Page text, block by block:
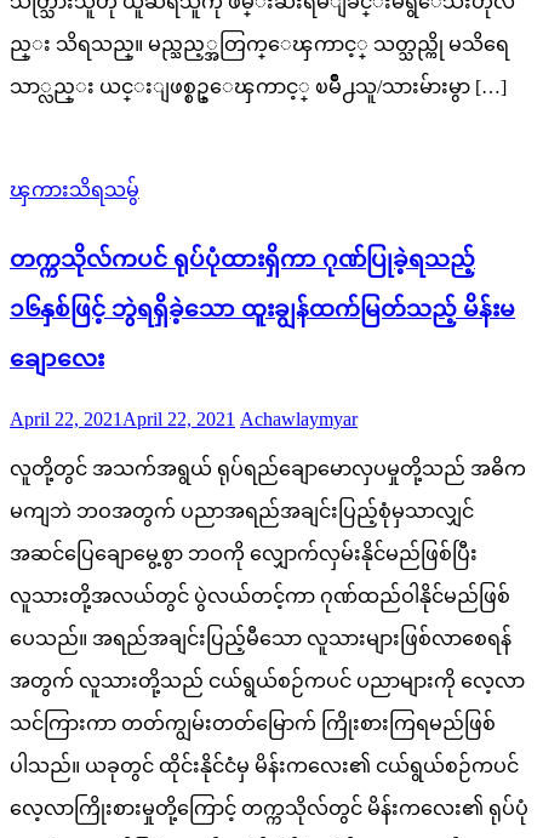
ည္း သိရသည္။ မည္သည့္အတြက္ေၾကာင့္ သတ္သည္ကို မသိရေ
သာ္လည္း ယင္းျဖစ္စဥ္ေၾကာင့္ ၿမိဳ႕သူ/သားမ်ားမွာ […]
ၾကားသိရသမွ်
တက္ကသိုလ်ကပင် ရုပ်ပုံထားရှိကာ ဂုဏ်ပြုခဲ့ရသည့်
၁၆နှစ်ဖြင့် ဘွဲရရှိခဲ့သော ထူးချွန်ထက်မြတ်သည့် မိန်းမ
ချောလေး
Posted
April 22, 2021 April 22, 2021 Author
Achawlaymyar
လူတို့တွင် အသက်အရွယ် ရုပ်ရည်ချောမောလှပမှုတို့သည် အဓိက
မကျဘဲ ဘဝအတွက် ပညာအရည်အချင်းပြည့်စုံမှသာလျှင်
အဆင်ပြေချောမွေ့စွာ ဘဝကို လျှောက်လှမ်းနိုင်မည်ဖြစ်ပြီး
လူသားတို့အလယ်တွင် ပွဲလယ်တင့်ကာ ဂုဏ်ထည်ဝါနိုင်မည်ဖြစ်
ပေသည်။ အရည်အချင်းပြည့်မီသော လူသားများဖြစ်လာစေရန်
အတွက် လူသားတို့သည် ငယ်ရွယ်စဉ်ကပင် ပညာများကို လေ့လာ
သင်ကြားကာ တတ်ကျွမ်းတတ်မြောက် ကြိုးစားကြရမည်ဖြစ်
ပါသည်။ ယခုတွင် ထိုင်းနိုင်ငံမှ မိန်းကလေး၏ ငယ်ရွယ်စဉ်ကပင်
လေ့လာကြိုးစားမှုတို့ကြောင့် တက္ကသိုလ်တွင် မိန်းကလေး၏ ရုပ်ပုံ